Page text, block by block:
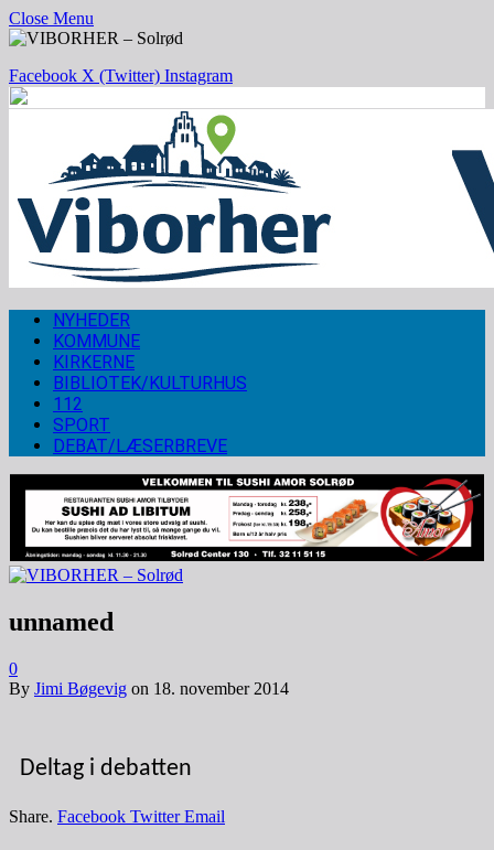
Close Menu
Facebook X (Twitter) Instagram
NYHEDER
KOMMUNE
KIRKERNE
BIBLIOTEK/KULTURHUS
112
SPORT
DEBAT/LÆSERBREVE
unnamed
0
By Jimi Bøgevig on 18. november 2014
Deltag i debatten
Share. Facebook Twitter Email